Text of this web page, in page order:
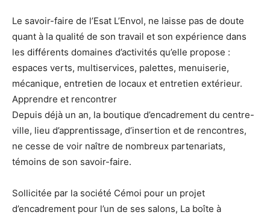
Le savoir-faire de l’Esat L’Envol, ne laisse pas de doute
quant à la qualité de son travail et son expérience dans
les différents domaines d’activités qu’elle propose :
espaces verts, multiservices, palettes, menuiserie,
mécanique, entretien de locaux et entretien extérieur.
Apprendre et rencontrer
Depuis déjà un an, la boutique d’encadrement du centre-
ville, lieu d’apprentissage, d’insertion et de rencontres,
ne cesse de voir naître de nombreux partenariats,
témoins de son savoir-faire.
Sollicitée par la société Cémoi pour un projet
d’encadrement pour l’un de ses salons, La boîte à